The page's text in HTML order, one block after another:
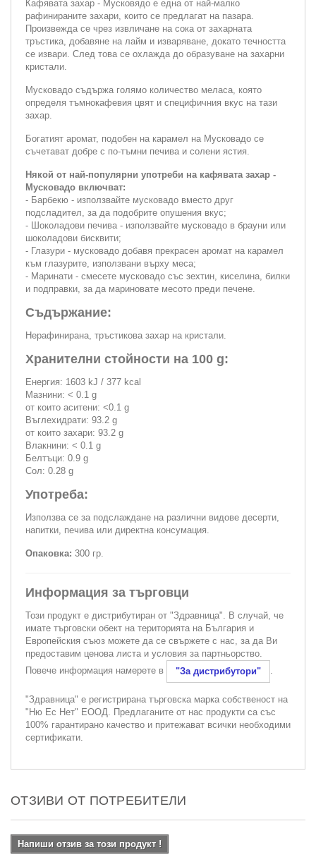
Кафявата захар - Мусковядо е една от най-малко
рафинираните захари, които се предлагат на пазара.
Произвежда се чрез извличане на сока от захарната
тръстика, добавяне на лайм и изваряване, докато течността
се извари. След това се охлажда до образуване на захарни
кристали.
Мусковадо съдържа голямо количество меласа, която
определя тъмнокафевия цвят и специфичния вкус на тази
захар.
Богатият аромат, подобен на карамел на Мусковадо се
съчетават добре с по-тъмни печива и солени ястия.
Някой от най-популярни употреби на кафявата захар -
Мусковадо включват:
- Барбекю - използвайте мусковадо вместо друг
подсладител, за да подобрите опушения вкус;
- Шоколадови печива - използвайте мусковадо в брауни или
шоколадови бисквити;
- Глазури - мусковадо добавя прекрасен аромат на карамел
към глазурите, използвани върху меса;
- Маринати - смесете мусковадо със зехтин, киселина, билки
и подправки, за да мариновате месото преди печене.
Съдържание:
Нерафинирана, тръстикова захар на кристали.
Хранителни стойности на 100 g:
Енергия: 1603 kJ / 377 kcal
Мазнини: < 0.1 g
от които аситени: <0.1 g
Въглехидрати: 93.2 g
от които захари: 93.2 g
Влакнини: < 0.1 g
Белтъци: 0.9 g
Сол: 0.28 g
Употреба:
Използва се за подслаждане на различни видове десерти,
напитки, печива или директна консумация.
Опаковка: 300 гр.
Информация за търговци
Този продукт е дистрибутиран от "Здравница". В случай, че
имате търговски обект на територията на България и
Европейския съюз можете да се свържете с нас, за да Ви
предоставим ценова листа и условия за партньорство.
Повече информация намерете в
"За дистрибутори" .
"Здравница" е регистрирана търговска марка собственост на
"Ню Ес Нет" ЕООД. Предлаганите от нас продукти са със
100% гарантирано качество и притежават всички необходими
сертификати.
ОТЗИВИ ОТ ПОТРЕБИТЕЛИ
Напиши отзив за този продукт !